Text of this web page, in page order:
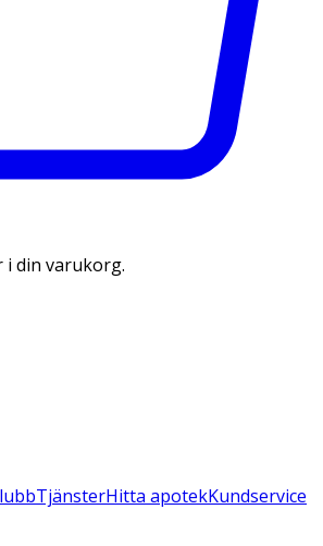
din varukorg.
TjänsterHitta apotekKundservice